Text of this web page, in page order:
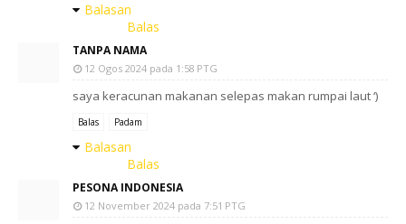
Balasan
Balas
TANPA NAMA
12 Ogos 2024 pada 1:58 PTG
saya keracunan makanan selepas makan rumpai laut ‘)
Balas Padam
Balasan
Balas
PESONA INDONESIA
12 November 2024 pada 7:51 PTG